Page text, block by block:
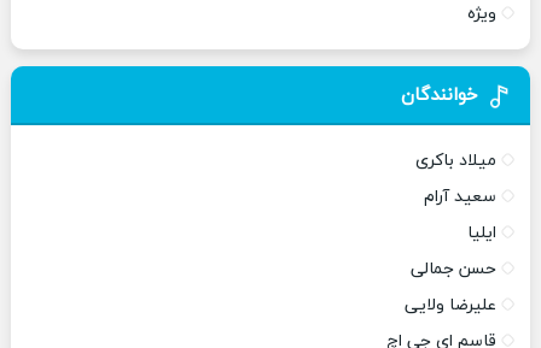
ویژه
خوانندگان
میلاد باکری
سعید آرام
ایلیا
حسن جمالی
علیرضا ولایی
قاسم ای جی اچ